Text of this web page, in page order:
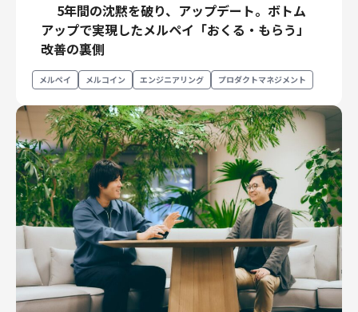
5年間の沈黙を破り、アップデート。ボトム
アップで実現したメルペイ「おくる・もらう」
改善の裏側
メルペイ メルコイン エンジニアリング プロダクトマネジメント